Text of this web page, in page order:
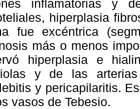
inflamatorias y
hiperplasia
fue excéntrica
más o menos
hiperplasia e
y de las arterias
y pericapilaritis.
vasos de Tebesio.